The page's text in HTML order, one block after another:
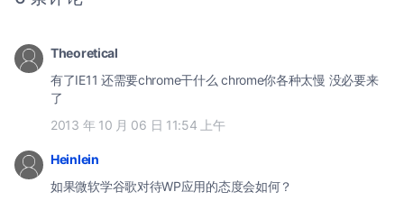
Theoretical
有了IE11 还需要chrome干什么 chrome你各种太慢 没必要来
了
2013 年 10 月 06 日 11:54 上午
Heinlein
如果微软学谷歌对待WP应用的态度会如何？